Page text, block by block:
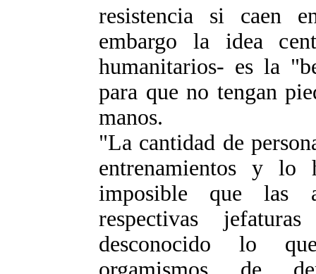
resistencia si caen
embargo la idea
humanitarios- es la
para que no tengan
manos.
"La cantidad de
entrenamientos y lo
imposible que las
respectivas
desconocido lo